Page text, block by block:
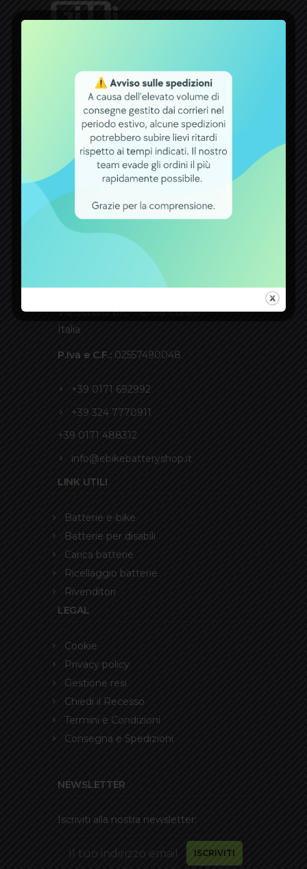
Un bel traguardo raggiunto, che
premia tutti coloro che con fiducia si
rivolgono a noi per qualsiasi esigenza
attinente a batterie, carica batterie,
alimentatori ed accumulatori.
Via Savona 81L - 12100 Cuneo -
Italia
P.Iva e C.F.: 02557490048
+39 0171 692992
+39 324 7770911
+39 0171 488312
info@ebikebatteryshop.it
LINK UTILI
Batterie e-bike
Batterie per disabili
Carica batterie
Ricellaggio batterie
Rivenditori
LEGAL
Cookie
Privacy policy
Gestione resi
Chiedi il Recesso
Termini e Condizioni
Consegna e Spedizioni
NEWSLETTER
Iscriviti alla nostra newsletter: